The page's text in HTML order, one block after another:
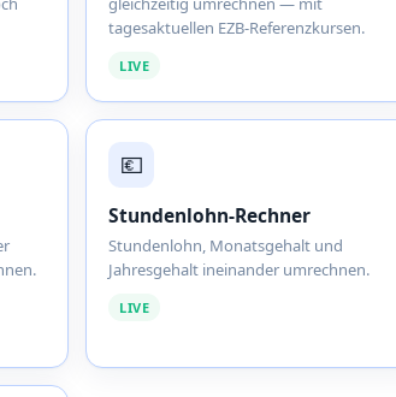
tagesaktuellen EZB-Referenzkursen.
LIVE
💶
Stundenlohn-Rechner
Stundenlohn, Monatsgehalt und
Jahresgehalt ineinander umrechnen.
LIVE